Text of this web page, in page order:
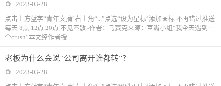
2023-03-28
点击上方蓝字“青年文摘”右上角“...”点选“设为星标”添加★标 不再错过推送
每天 8点 12点 20点 不见不散~作者：马赛克来源：豆瓣小组“我今天遇到一
个crush”本文经作者授
老板为什么会说“公司离开谁都转”？
2023-03-28